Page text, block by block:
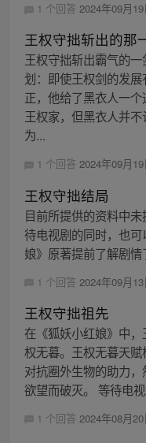
1 个回答 2024年09月
王权守拙斩出的那
王权守拙斩出霸气的
划：即使王权剑的发
正，他给了黑衣人一
王权家，但黑衣人并
为...
1 个回答 2024年09月
王权守拙结局
目前所提供的资料中
待电视剧的同时，也
娘》原著提前了解剧情
1 个回答 2024年09月
王权守拙祖先
在《狐妖小红娘》中
权无暮。王权无暮天
对抗圈外生物的助力
欲望而破灭。 等待电
1 个回答 2024年08月